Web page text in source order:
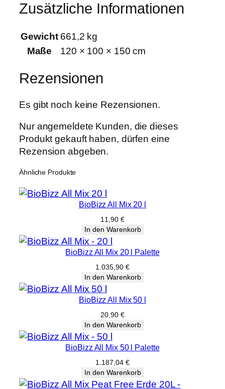
Zusätzliche Informationen
Gewicht 661,2 kg
Maße
120 × 100 × 150 cm
Rezensionen
Es gibt noch keine Rezensionen.
Nur angemeldete Kunden, die dieses
Produkt gekauft haben, dürfen eine
Rezension abgeben.
Ähnliche Produkte
BioBizz All Mix 20 l
11,90 €
In den Warenkorb
BioBizz All Mix 20 l Palette
1.035,90 €
In den Warenkorb
BioBizz All Mix 50 l
20,90 €
In den Warenkorb
BioBizz All Mix 50 l Palette
1.187,04 €
In den Warenkorb